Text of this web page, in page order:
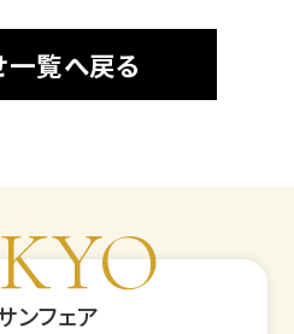
一覧へ戻る
ンフェア